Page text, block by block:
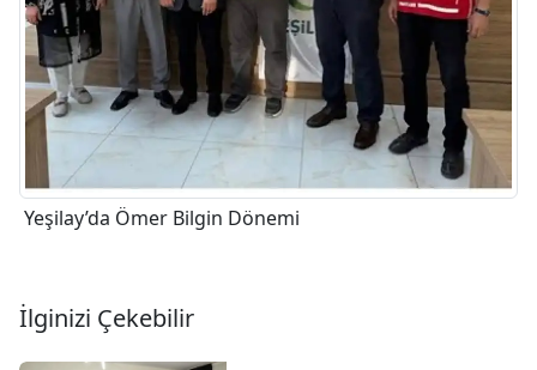
Yeşilay’da Ömer Bilgin Dönemi
İlginizi Çekebilir